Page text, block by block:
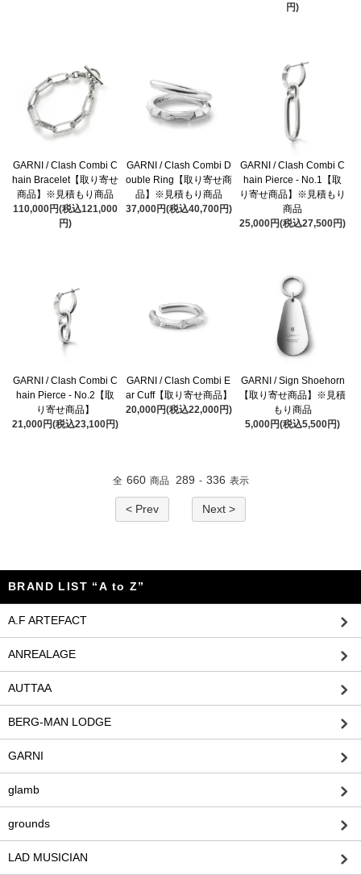
円)
GARNI / Clash Combi C
hain Bracelet【取り寄せ
商品】※見積もり商品
110,000円(税込121,000
円)
GARNI / Clash Combi D
ouble Ring【取り寄せ商
品】※見積もり商品
37,000円(税込40,700円)
GARNI / Clash Combi C
hain Pierce - No.1【取
り寄せ商品】※見積もり
商品
25,000円(税込27,500円)
GARNI / Clash Combi C
hain Pierce - No.2【取
り寄せ商品】
21,000円(税込23,100円)
GARNI / Clash Combi E
ar Cuff【取り寄せ商品】
20,000円(税込22,000円)
GARNI / Sign Shoehorn
【取り寄せ商品】※見積
もり商品
5,000円(税込5,500円)
全 660 商品 289 - 336 表示
< Prev Next >
BRAND LIST “A to Z”
A.F ARTEFACT
ANREALAGE
AUTTAA
BERG-MAN LODGE
GARNI
glamb
grounds
LAD MUSICIAN